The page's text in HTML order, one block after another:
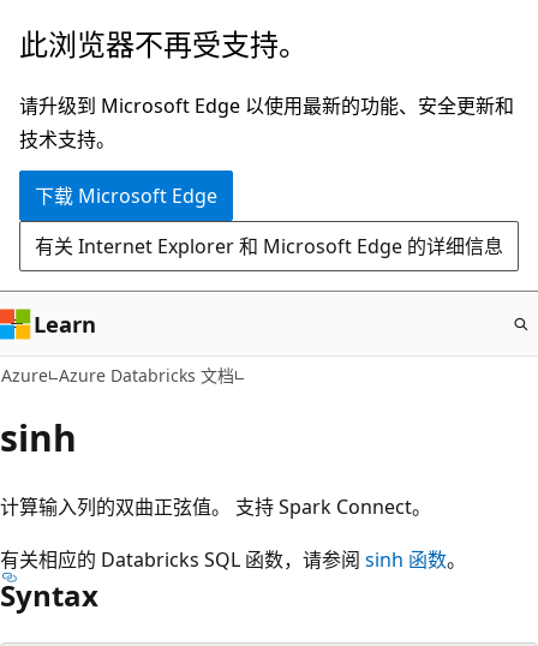
跳
主
要
内
此浏览器不再受支持。
请升级到 Microsoft Edge 以使用最新的功能、安全更新和
技术支持。
下载 Microsoft Edge
有关 Internet Explorer 和 Microsoft Edge 的详细信息
Learn
Azure Azure Databricks 文档
sinh
计算输入列的双曲正弦值。 支持 Spark Connect。
有关相应的 Databricks SQL 函数，请参阅 sinh 函数。
Syntax